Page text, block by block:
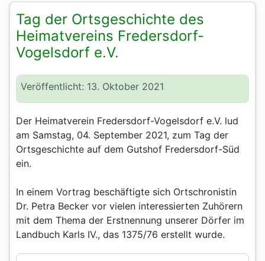
Tag der Ortsgeschichte des
Heimatvereins Fredersdorf-
Vogelsdorf e.V.
Veröffentlicht: 13. Oktober 2021
Der Heimatverein Fredersdorf-Vogelsdorf e.V. lud
am Samstag, 04. September 2021, zum Tag der
Ortsgeschichte auf dem Gutshof Fredersdorf-Süd
ein.
In einem Vortrag beschäftigte sich Ortschronistin
Dr. Petra Becker vor vielen interessierten Zuhörern
mit dem Thema der Erstnennung unserer Dörfer im
Landbuch Karls IV., das 1375/76 erstellt wurde.